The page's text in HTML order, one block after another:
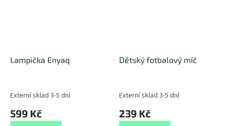
Lampička Enyaq
Externí sklad 3-5 dní
599 Kč
Dětský fotbalový míč
Externí sklad 3-5 dní
239 Kč